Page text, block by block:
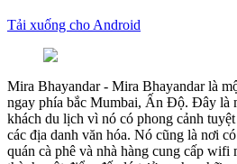
Tải xuống cho Android
Mira Bhayandar- Mira Bhayandar là
ngay phía bắc Mumbai, Ấn Độ. Đây là
khách du lịch vì nó có phong cảnh
các địa danh văn hóa. Nó cũng là nơi
quán cà phê và nhà hàng cung cấp wifi